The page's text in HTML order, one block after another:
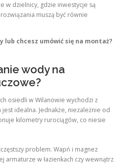
w dzielnicy, gdzie inwestycje są
muszą być równie
chcesz umówić się na montaż?
wody na
osiedli w Wilanowie wychodzi z
jest idealna. Jednakże, niezależnie od
kilometry rurociągów, co niesie
problem. Wapń i magnez
armaturze w łazienkach czy wewnątrz